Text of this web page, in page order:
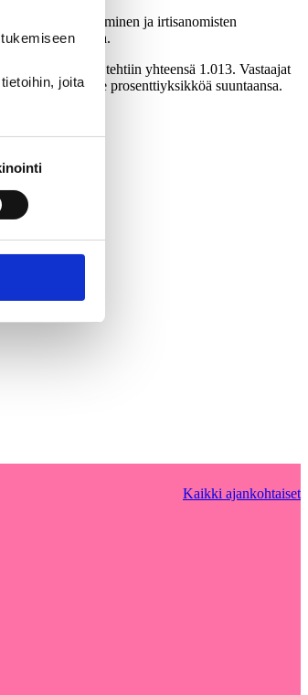
joita
rajoittaminen ja irtisanomisten
Haastatteluja tehtiin yhteensä 1.013. Vastaajat
vajaat kolme prosenttiyksikköä suuntaansa.
Kaikki ajankohtaiset